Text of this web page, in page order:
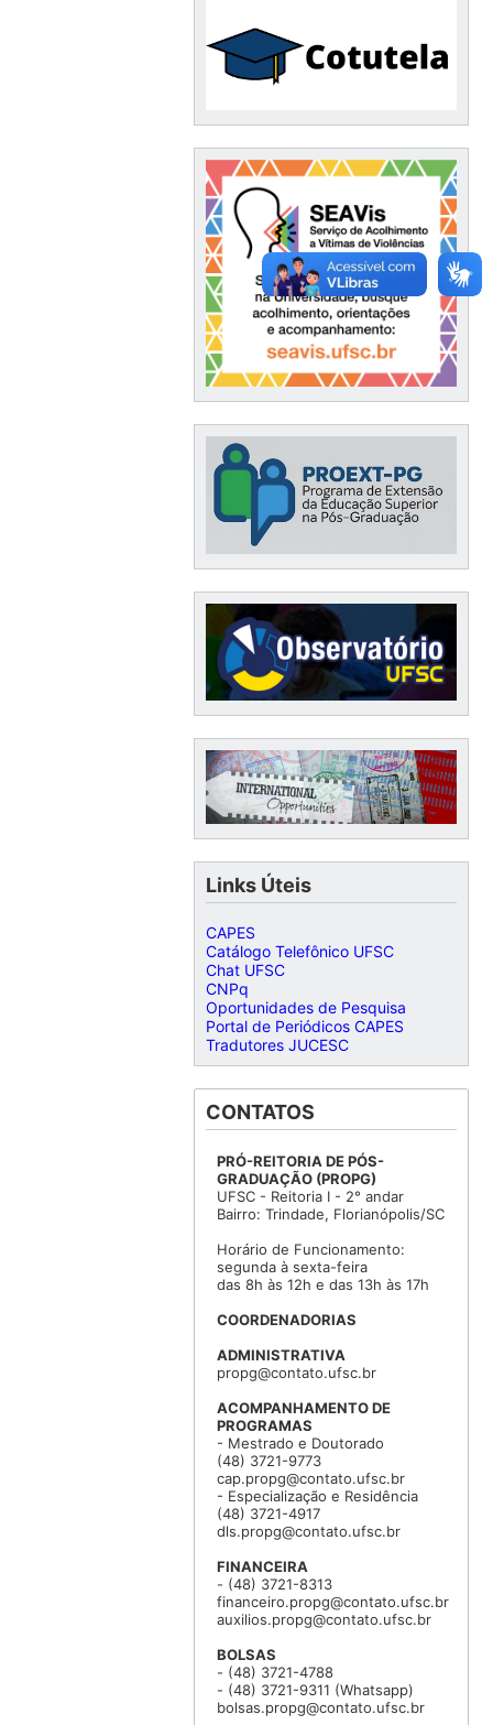
Links Úteis
CAPES
Catálogo Telefônico UFSC
Chat UFSC
CNPq
Oportunidades de Pesquisa
Portal de Periódicos CAPES
Tradutores JUCESC
CONTATOS
PRÓ-REITORIA DE PÓS-
GRADUAÇÃO (PROPG)
UFSC - Reitoria I - 2° andar
Bairro: Trindade, Florianópolis/SC
Horário de Funcionamento:
segunda à sexta-feira
das 8h às 12h e das 13h às 17h
COORDENADORIAS
ADMINISTRATIVA
propg@contato.ufsc.br
ACOMPANHAMENTO DE
PROGRAMAS
- Mestrado e Doutorado
(48) 3721-9773
cap.propg@contato.ufsc.br
- Especialização e Residência
(48) 3721-4917
dls.propg@contato.ufsc.br
FINANCEIRA
- (48) 3721-8313
financeiro.propg@contato.ufsc.br
auxilios.propg@contato.ufsc.br
BOLSAS
- (48) 3721-4788
- (48) 3721-9311 (Whatsapp)
bolsas.propg@contato.ufsc.br